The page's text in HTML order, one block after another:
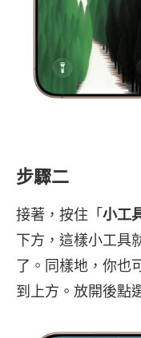
步驟二
接著，按住「 小工
下方，這樣小工具
了。同樣地，你也
到上方。放開後點